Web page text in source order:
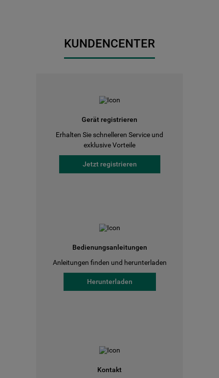
KUNDENCENTER
Gerät registrieren
Erhalten Sie schnelleren Service und
exklusive Vorteile
Jetzt registrieren
Bedienungsanleitungen
Anleitungen finden und herunterladen
Herunterladen
Kontakt